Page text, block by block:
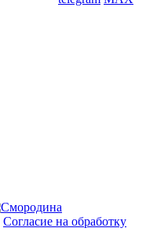
Согласие на обработку